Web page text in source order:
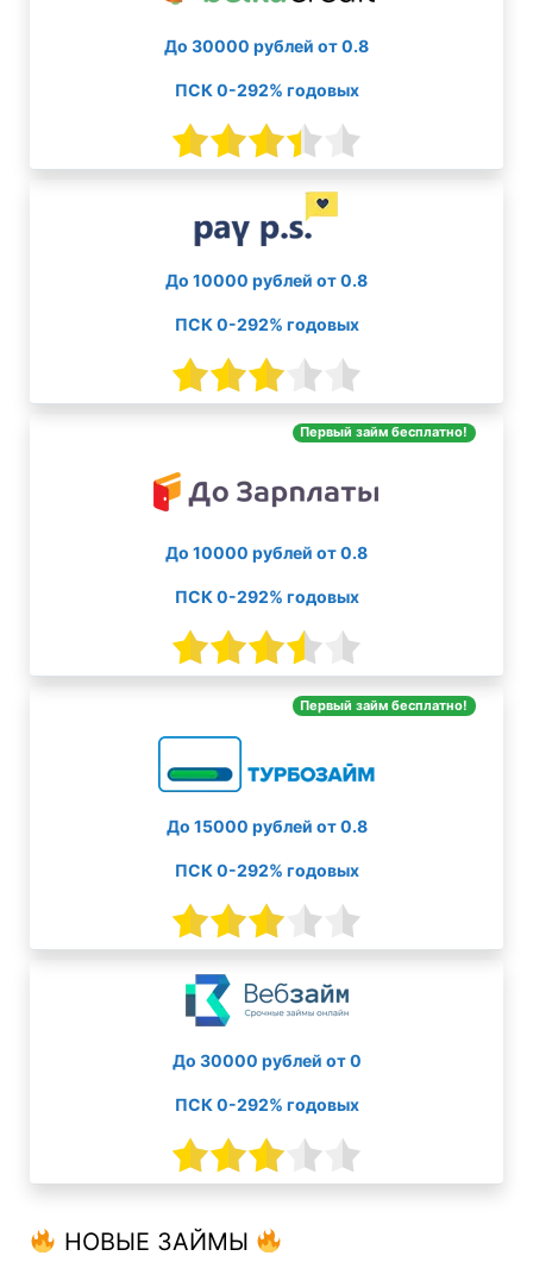
До 30000 рублей от 0.8
ПСК 0-292% годовых
До 10000 рублей от 0.8
ПСК 0-292% годовых
Первый займ бесплатно!
До 10000 рублей от 0.8
ПСК 0-292% годовых
Первый займ бесплатно!
До 15000 рублей от 0.8
ПСК 0-292% годовых
До 30000 рублей от 0
ПСК 0-292% годовых
НОВЫЕ ЗАЙМЫ